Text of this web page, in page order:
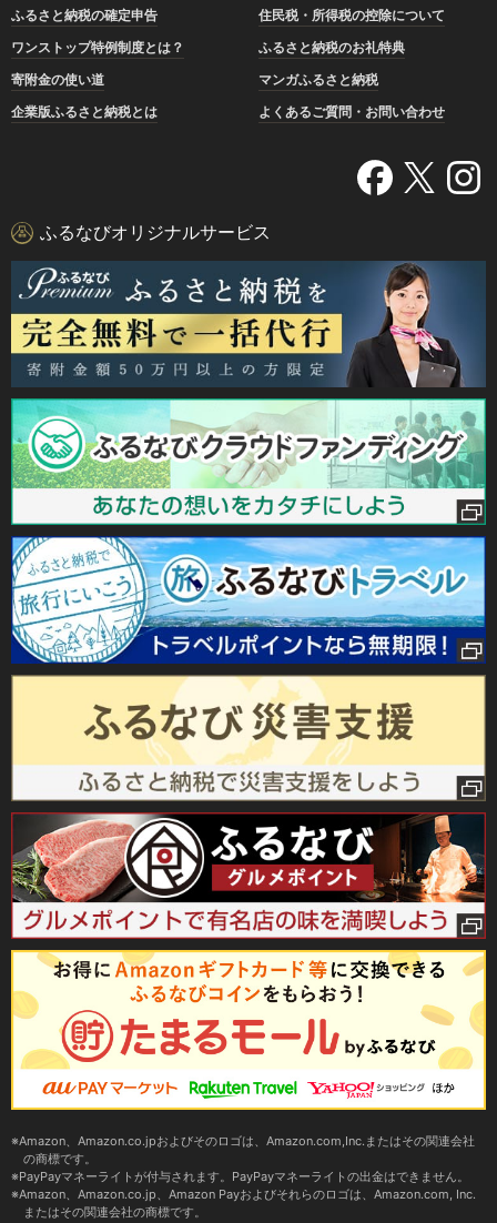
ふるさと納税の確定申告
住民税・所得税の控除について
ワンストップ特例制度とは？
ふるさと納税のお礼特典
寄附金の使い道
マンガふるさと納税
企業版ふるさと納税とは
よくあるご質問・お問い合わせ
ふるなびオリジナルサービス
Amazon、Amazon.co.jpおよびそのロゴは、Amazon.com,Inc.またはその関連会社
の商標です。
PayPayマネーライトが付与されます。PayPayマネーライトの出金はできません。
Amazon、Amazon.co.jp、Amazon Payおよびそれらのロゴは、Amazon.com, Inc.
またはその関連会社の商標です。